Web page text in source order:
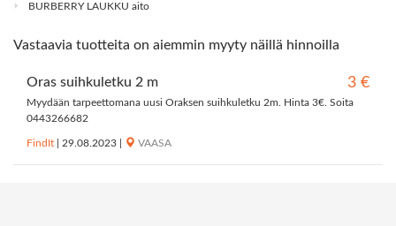
BURBERRY LAUKKU aito
Vastaavia tuotteita on aiemmin myyty näillä hinnoilla
Oras suihkuletku 2 m 3 €
Myydään tarpeettomana uusi Oraksen suihkuletku 2m. Hinta 3€. Soita
0443266682
FindIt 29.08.2023 VAASA